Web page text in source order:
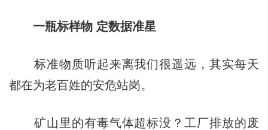
一瓶标样物 定数据准星
标准物质听起来离我们很遥远，其实每天
都在为老百姓的安危站岗。
矿山里的有毒气体超标没？工厂排放的废